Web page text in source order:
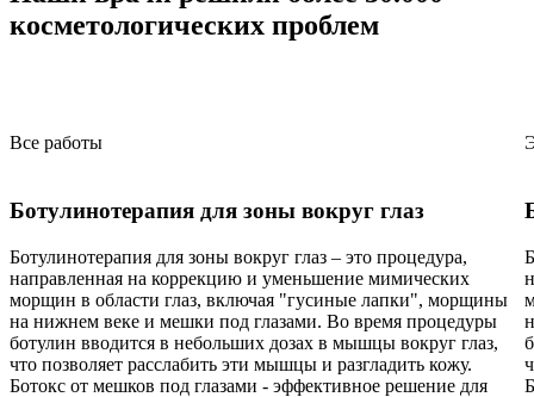
косметологических проблем
Все работы
Ботулинотерапия для зоны вокруг глаз
Ботулинотерапия для зоны вокруг глаз – это процедура,
направленная на коррекцию и уменьшение мимических
морщин в области глаз, включая "гусиные лапки", морщины
на нижнем веке и мешки под глазами. Во время процедуры
ботулин вводится в небольших дозах в мышцы вокруг глаз,
что позволяет расслабить эти мышцы и разгладить кожу.
Ботокс от мешков под глазами - эффективное решение для